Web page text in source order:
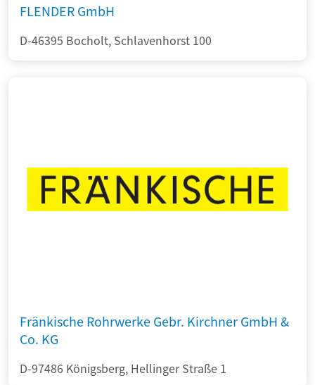
FLENDER GmbH
D-46395 Bocholt, Schlavenhorst 100
Fränkische Rohrwerke Gebr. Kirchner GmbH &
Co. KG
D-97486 Königsberg, Hellinger Straße 1